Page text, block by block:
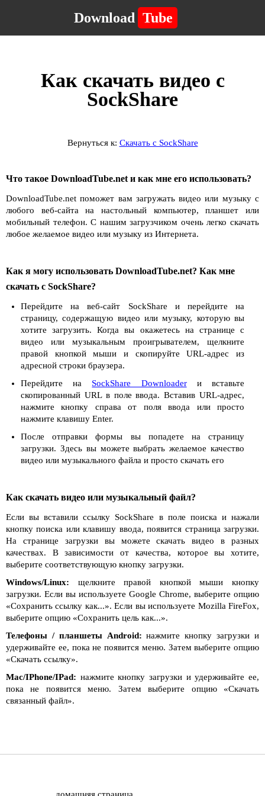
Download Tube
Как скачать видео с
SockShare
Вернуться к: Скачать с SockShare
Что такое DownloadTube.net и как мне его использовать?
DownloadTube.net поможет вам загружать видео или музыку с
любого веб-сайта на настольный компьютер, планшет или
мобильный телефон. С нашим загрузчиком очень легко скачать
любое желаемое видео или музыку из Интернета.
Как я могу использовать DownloadTube.net? Как мне
скачать с SockShare?
Перейдите на веб-сайт SockShare и перейдите на
страницу, содержащую видео или музыку, которую вы
хотите загрузить. Когда вы окажетесь на странице с
видео или музыкальным проигрывателем, щелкните
правой кнопкой мыши и скопируйте URL-адрес из
адресной строки браузера.
Перейдите на SockShare Downloaderи вставьте
скопированный URL в поле ввода. Вставив URL-адрес,
нажмите кнопку справа от поля ввода или просто
нажмите клавишу Enter.
После отправки формы вы попадете на страницу
загрузки. Здесь вы можете выбрать желаемое качество
видео или музыкального файла и просто скачать его
Как скачать видео или музыкальный файл?
Если вы вставили ссылку SockShare в поле поиска и нажали
кнопку поиска или клавишу ввода, появится страница загрузки.
На странице загрузки вы можете скачать видео в разных
качествах. В зависимости от качества, которое вы хотите,
выберите соответствующую кнопку загрузки.
Windows/Linux: щелкните правой кнопкой мыши кнопку
загрузки. Если вы используете Google Chrome, выберите опцию
«Сохранить ссылку как...». Если вы используете Mozilla FireFox,
выберите опцию «Сохранить цель как...».
Телефоны / планшеты Android: нажмите кнопку загрузки и
удерживайте ее, пока не появится меню. Затем выберите опцию
«Скачать ссылку».
Mac/IPhone/IPad: нажмите кнопку загрузки и удерживайте ее,
пока не появится меню. Затем выберите опцию «Скачать
связанный файл».